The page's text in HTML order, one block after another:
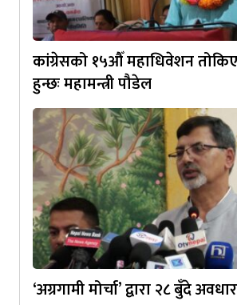
कांग्रेसको १५औँ महाधिवेशन
हुन्छः महामन्त्री पौडेल
‘अग्रगामी मोर्चा’ द्वारा २८ बुँदे